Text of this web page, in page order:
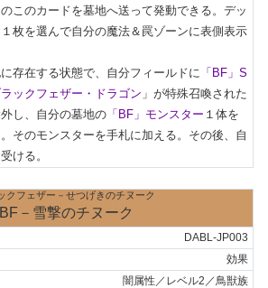
このカードを墓地へ送って発動できる。デッ
１枚を選んで自分の魔法＆罠ゾーンに表側表示
存在する状態で、自分フィールドに 「BF」S
ックフェザー・ドラゴン 」が特殊召喚された
し、自分の墓地の 「BF」モンスター １体を
そのモンスターを手札に加える。その後、自
ける。
クフェザー－せつげきのチヌーク
BF－雪撃のチヌーク
DABL-JP003
効果
闇属性／レベル2／鳥獣族